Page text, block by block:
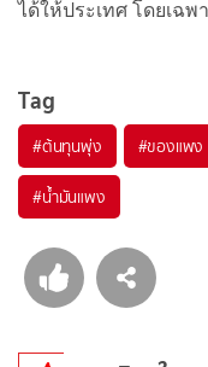
ได้ให้ประเทศ โดยเฉ
Tag
#ต้นทุนพุ่ง #ของแพง
#น้ำมันแพง